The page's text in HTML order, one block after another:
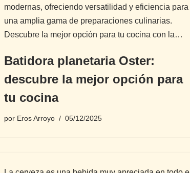
modernas, ofreciendo versatilidad y eficiencia para
una amplia gama de preparaciones culinarias.
Descubre la mejor opción para tu cocina con la…
Batidora planetaria Oster:
descubre la mejor opción para
tu cocina
por Eros Arroyo 05/12/2025